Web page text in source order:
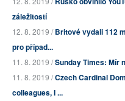
záležitostí
12. 8. 2019 /Britové vydali 112
pro případ...
11. 8. 2019 /Sunday Times: Mír
11. 8. 2019 /Czech Cardinal
colleagues, I ...